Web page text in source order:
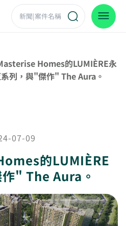
Homes的LUMIÈRE永
列，與"傑作" The Aura。
07-09
的LUMIÈRE
" The Aura。